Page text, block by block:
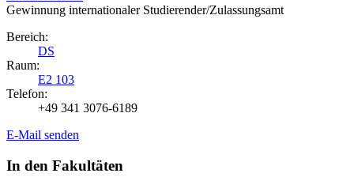
Gewinnung internationaler Studierender/Zulassungsamt
Bereich:
DS
Raum:
E2 103
Telefon:
+49 341 3076-6189
E-Mail senden
In den Fakultäten